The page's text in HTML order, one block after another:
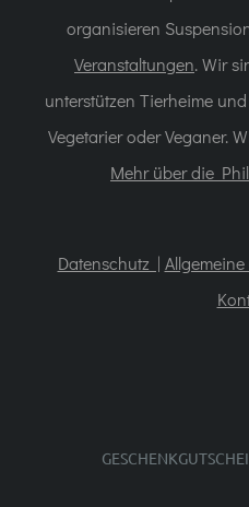
organisieren
Veranstaltungen. Wir
unterstützen Tierheime
Vegetarier oder Veganer.
Mehr über die
Datenschutz |